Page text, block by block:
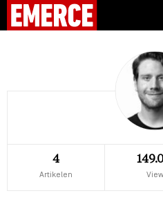
4
Artikelen